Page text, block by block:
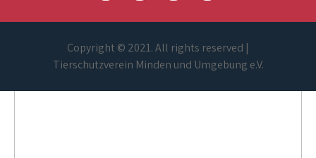
Copyright © 2021. All rights reserved |
Tierschutzverein Minden und Umgebung e.V.